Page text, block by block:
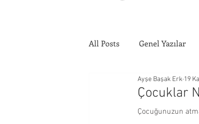
All Posts Genel Yazılar
Çocuğun Fiziksel Gelişimi
Çocuklar
Ayşe Başak Erk 19
Çocuğunuzun